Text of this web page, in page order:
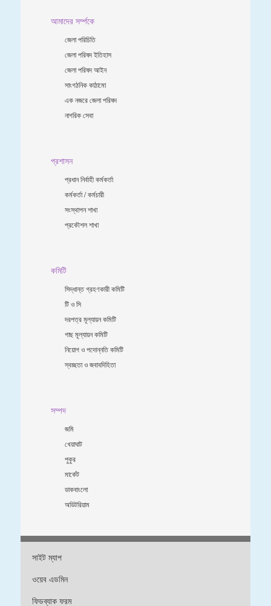
আমাদের সর্ম্পকে
জেলা পরিচিতি
জেলা পরিষদ ইতিহাস
জেলা পরিষদ আইন
সাংগঠনিক কাঠামো
এক নজরে জেলা পরিষদ
নাগরিক সেবা
প্রশাসন
প্রধান নির্বাহী কর্মকর্তা
কর্মকর্তা / কর্মচারী
সংস্থাপন শাখা
প্রকৌশল শাখা
কমিটি
সিদ্ধান্ত গ্রহণকারী কমিটি
টি ও সি
দরপত্র মূল্যায়ন কমিটি
গাছ মূল্যায়ন কমিটি
নিয়োগ ও পদোন্নতি কমিটি
স্বচ্ছতা ও জবাবদিহিতা
সম্পদ
জমি
খেয়াঘাট
পুকুর
মার্কেট
ডাকবাংলো
অডিটরিয়াম
সাইট ম্যাপ
ওয়েব এডমিন
ফিডব্যাক ফরম